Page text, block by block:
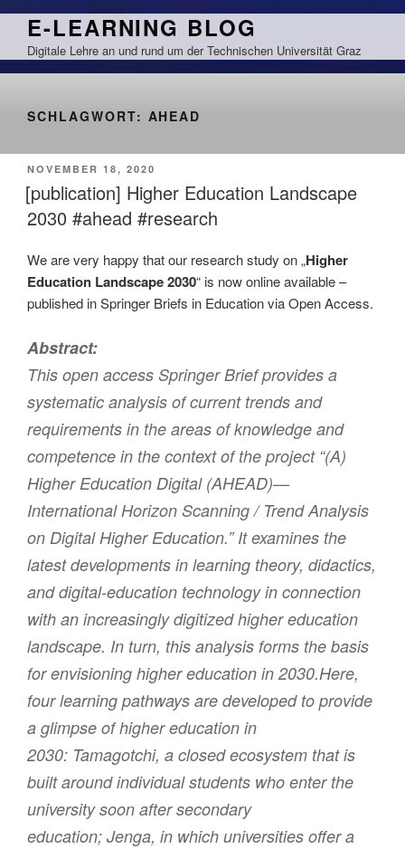
Zum
springen
E-LEARNING BLOG
Digitale Lehre an und rund um der Technischen Universität Graz
SCHLAGWORT: AHEAD
VERÖFFENTLICHT
AM
NOVEMBER 18, 2020
[publication] Higher Education Landscape
2030 #ahead #research
We are very happy that our research study on „Higher
Education Landscape 2030“ is now online available –
published in Springer Briefs in Education via Open Access.
Abstract:
This open access Springer Brief provides a
systematic analysis of current trends and
requirements in the areas of knowledge and
competence in the context of the project “(A)
Higher Education Digital (AHEAD)—
International Horizon Scanning / Trend Analysis
on Digital Higher Education.” It examines the
latest developments in learning theory, didactics,
and digital-education technology in connection
with an increasingly digitized higher education
landscape. In turn, this analysis forms the basis
for envisioning higher education in 2030.Here,
four learning pathways are developed to provide
a glimpse of higher education in
2030: Tamagotchi, a closed ecosystem that is
built around individual students who enter the
university soon after secondary
education; Jenga, in which universities offer a